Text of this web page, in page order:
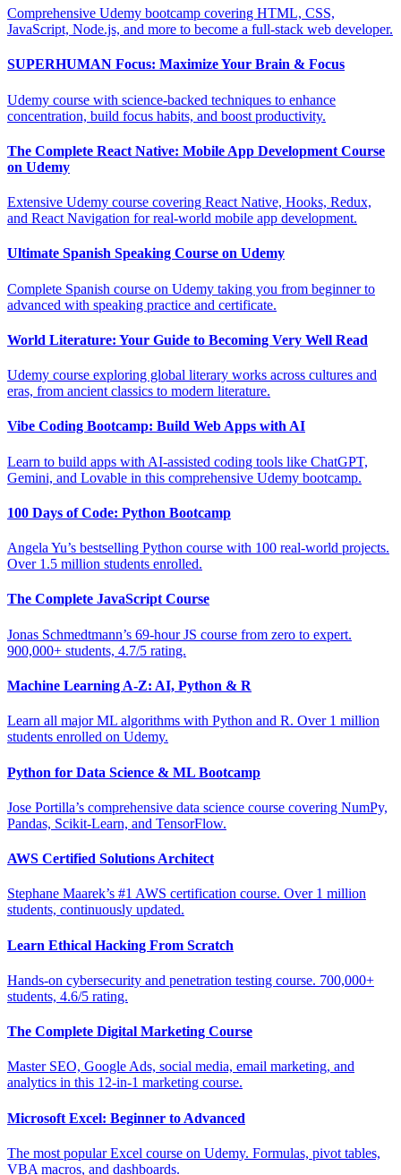
Comprehensive Udemy bootcamp covering HTML, CSS,
JavaScript, Node.js, and more to become a full-stack web developer.
SUPERHUMAN Focus: Maximize Your Brain & Focus
Udemy course with science-backed techniques to enhance
concentration, build focus habits, and boost productivity.
The Complete React Native: Mobile App Development Course
on Udemy
Extensive Udemy course covering React Native, Hooks, Redux,
and React Navigation for real-world mobile app development.
Ultimate Spanish Speaking Course on Udemy
Complete Spanish course on Udemy taking you from beginner to
advanced with speaking practice and certificate.
World Literature: Your Guide to Becoming Very Well Read
Udemy course exploring global literary works across cultures and
eras, from ancient classics to modern literature.
Vibe Coding Bootcamp: Build Web Apps with AI
Learn to build apps with AI-assisted coding tools like ChatGPT,
Gemini, and Lovable in this comprehensive Udemy bootcamp.
100 Days of Code: Python Bootcamp
Angela Yu’s bestselling Python course with 100 real-world projects.
Over 1.5 million students enrolled.
The Complete JavaScript Course
Jonas Schmedtmann’s 69-hour JS course from zero to expert.
900,000+ students, 4.7/5 rating.
Machine Learning A-Z: AI, Python & R
Learn all major ML algorithms with Python and R. Over 1 million
students enrolled on Udemy.
Python for Data Science & ML Bootcamp
Jose Portilla’s comprehensive data science course covering NumPy,
Pandas, Scikit-Learn, and TensorFlow.
AWS Certified Solutions Architect
Stephane Maarek’s #1 AWS certification course. Over 1 million
students, continuously updated.
Learn Ethical Hacking From Scratch
Hands-on cybersecurity and penetration testing course. 700,000+
students, 4.6/5 rating.
The Complete Digital Marketing Course
Master SEO, Google Ads, social media, email marketing, and
analytics in this 12-in-1 marketing course.
Microsoft Excel: Beginner to Advanced
The most popular Excel course on Udemy. Formulas, pivot tables,
VBA macros, and dashboards.